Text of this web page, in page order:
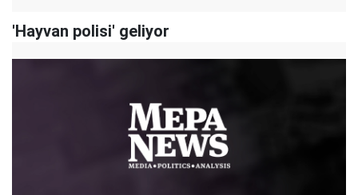
'Hayvan polisi' geliyor